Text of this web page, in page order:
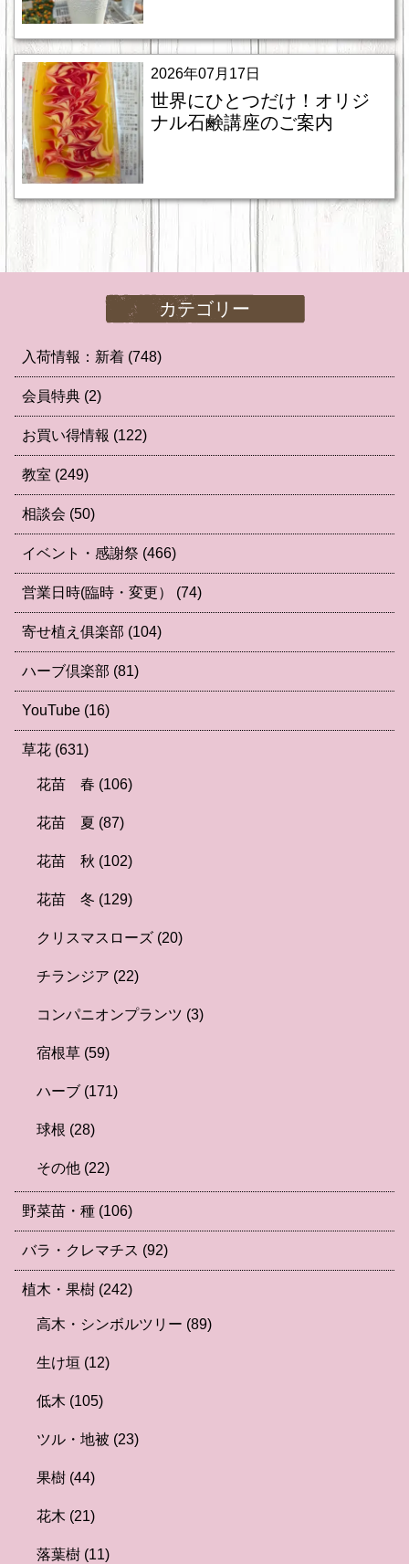
2026年07月17日
世界にひとつだけ！オリジ
ナル石鹸講座のご案内
カテゴリー
入荷情報：新着 (748)
会員特典 (2)
お買い得情報 (122)
教室 (249)
相談会 (50)
イベント・感謝祭 (466)
営業日時(臨時・変更） (74)
寄せ植え俱楽部 (104)
ハーブ倶楽部 (81)
YouTube (16)
草花 (631)
花苗 春 (106)
花苗 夏 (87)
花苗 秋 (102)
花苗 冬 (129)
クリスマスローズ (20)
チランジア (22)
コンパニオンプランツ (3)
宿根草 (59)
ハーブ (171)
球根 (28)
その他 (22)
野菜苗・種 (106)
バラ・クレマチス (92)
植木・果樹 (242)
高木・シンボルツリー (89)
生け垣 (12)
低木 (105)
ツル・地被 (23)
果樹 (44)
花木 (21)
落葉樹 (11)